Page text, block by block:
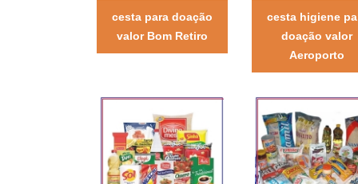
cesta para doação
valor Bom Retiro
cesta higiene
doação valor
Aeroporto